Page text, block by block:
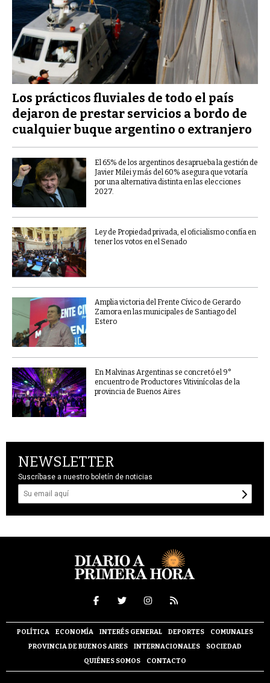
Los prácticos fluviales de todo el país
dejaron de prestar servicios a bordo de
cualquier buque argentino o extranjero
El 65% de los argentinos desaprueba la gestión de
Javier Milei y más del 60% asegura que votaría
por una alternativa distinta en las elecciones
2027.
Ley de Propiedad privada, el oficialismo confía en
tener los votos en el Senado
Amplia victoria del Frente Cívico de Gerardo
Zamora en las municipales de Santiago del
Estero
En Malvinas Argentinas se concretó el 9°
encuentro de Productores Vitivinícolas de la
provincia de Buenos Aires
NEWSLETTER
Suscríbase a nuestro boletín de noticias
POLÍTICA ECONOMÍA INTERÉS GENERAL DEPORTES
COMUNALES
PROVINCIA DE BUENOS AIRES
INTERNACIONALES
SOCIEDAD
QUIÉNES SOMOS
CONTACTO